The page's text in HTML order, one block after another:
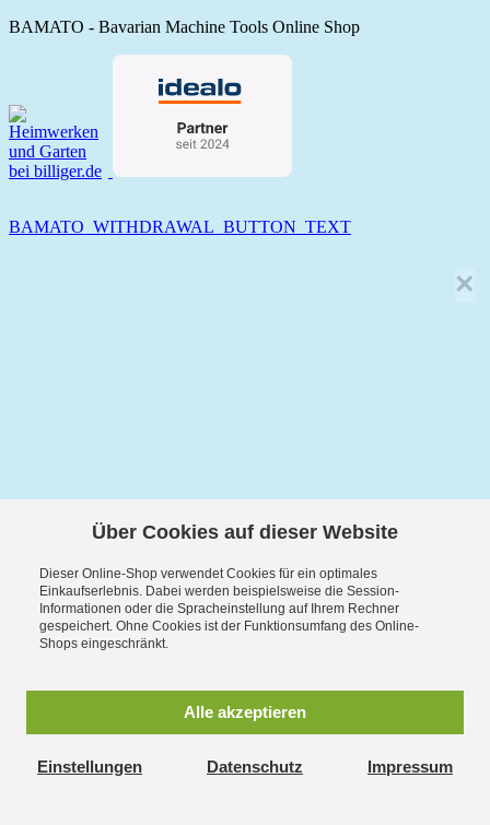
BAMATO - Bavarian Machine Tools Online Shop
BAMATO_WITHDRAWAL_BUTTON_TEXT
×
Über Cookies auf dieser Website
Dieser Online-Shop verwendet Cookies für ein optimales
Einkaufserlebnis. Dabei werden beispielsweise die Session-
Informationen oder die Spracheinstellung auf Ihrem Rechner
gespeichert. Ohne Cookies ist der Funktionsumfang des Online-
Shops eingeschränkt.
Alle akzeptieren
Einstellungen Datenschutz Impressum